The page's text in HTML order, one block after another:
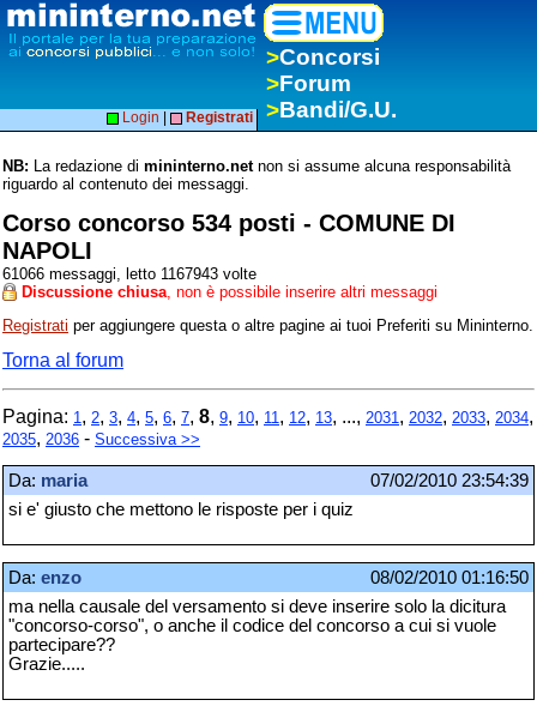
>Concorsi
>Forum
>Bandi/G.U.
Login Registrati
NB: La redazione di mininterno.netnon si assume alcuna responsabilità
riguardo al contenuto dei messaggi.
Corso concorso 534 posti - COMUNE DI
NAPOLI
61066 messaggi, letto 1167943 volte
Discussione chiusa , non è possibile inserire altri messaggi
Registrati per aggiungere questa o altre pagine ai tuoi Preferiti su Mininterno.
Torna al forum
Pagina: 1 , 2, 3, 4, 5, 6, 7, 8, 9, 10, 11 , 12, 13, ..., 2031 , 2032, 2033, 2034,
2035, 2036 - Successiva >>
Da: maria
07/02/2010 23:54:39
si e' giusto che mettono le risposte per i quiz
Da: enzo
08/02/2010 01:16:50
ma nella causale del versamento si deve inserire solo la dicitura
"concorso-corso", o anche il codice del concorso a cui si vuole
partecipare??
Grazie.....